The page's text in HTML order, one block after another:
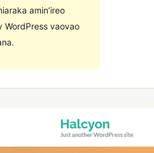
amin’ireo
WordPress vaovao